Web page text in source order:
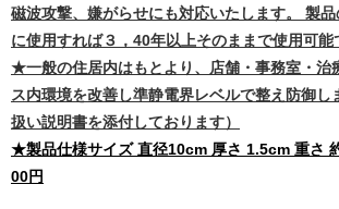
磁波攻撃、嫌がらせにも対応いたします。 製
に使用すれば３，40年以上そのままで使用可能
★一般の住居内はもとより、店舗・事務室・治
ス内環境を改善し準静電界レベルで整え防御し
扱い説明書を添付しております）
★製品仕様サイズ 直径10cm 厚さ 1.5cm 重さ
00円